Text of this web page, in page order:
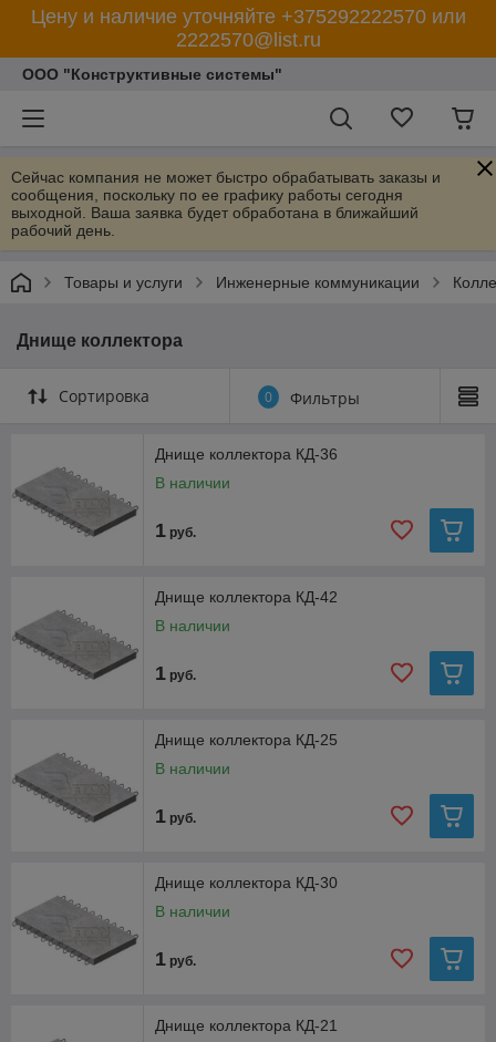
Цену и наличие уточняйте +375292222570 или
2222570@list.ru
ООО "Конструктивные системы"
Сейчас компания не может быстро обрабатывать заказы и
сообщения, поскольку по ее графику работы сегодня
выходной. Ваша заявка будет обработана в ближайший
рабочий день.
Товары и услуги Инженерные коммуникации
Днище коллектора
Сортировка 0 Фильтры
Днище коллектора КД-36
В наличии
1 руб.
Днище коллектора КД-42
В наличии
1 руб.
Днище коллектора КД-25
В наличии
1 руб.
Днище коллектора КД-30
В наличии
1 руб.
Днище коллектора КД-21